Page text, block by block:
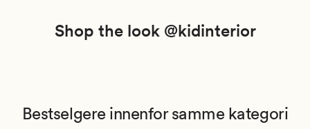
Shop the look @kidinterior
Bestselgere innenfor samme kategori